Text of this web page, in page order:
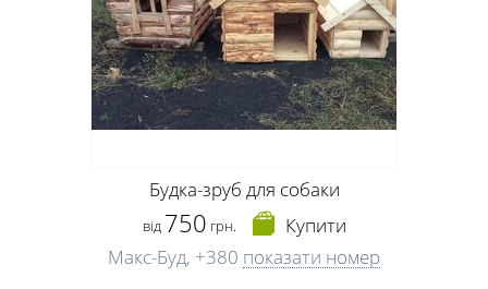
Будка-зруб для собаки
від 750 грн.
Купити
Макс-Буд, +380 показати номер